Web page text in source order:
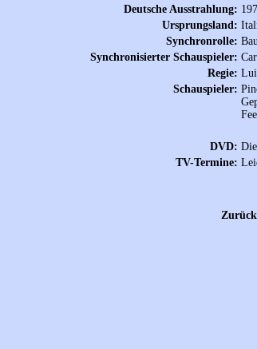
Deutsche Ausstrahlung:
Ursprungsland:
Synchronrolle:
Synchronisierter Schauspieler:
Regie:
Schauspieler:
DVD:
TV-Termine:
Zurück